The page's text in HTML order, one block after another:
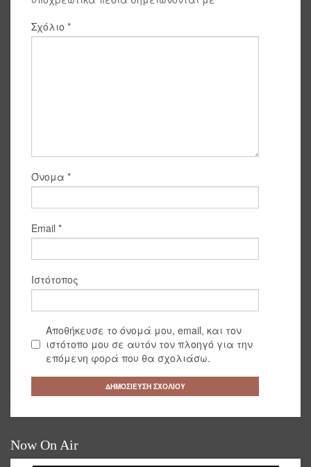
Σχόλιο *
Όνομα *
Email *
Ιστότοπος
Αποθήκευσε το όνομά μου, email, και τον
ιστότοπο μου σε αυτόν τον πλοηγό για την
επόμενη φορά που θα σχολιάσω.
Now On Air